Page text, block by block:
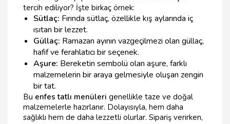
tercih ediliyor? İşte birkaç örnek:
Sütlaç: Fırında sütlaç, özellikle kış aylarında iç
ısıtan bir lezzet.
Güllaç: Ramazan ayının vazgeçilmezi olan güllaç,
hafif ve ferahlatıcı bir seçenek.
Aşure: Bereketin sembolü olan aşure, farklı
malzemelerin bir araya gelmesiyle oluşan zengin
bir tat.
Bu enfes tatlı menüleri genellikle taze ve doğal
malzemelerle hazırlanır. Dolayısıyla, hem daha
sağlıklı hem de daha lezzetli olurlar. Sipariş verirken,